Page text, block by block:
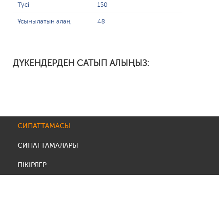
Түсі 150
Ұсынылатын алаң 48
ДҮКЕНДЕРДЕН САТЫП АЛЫҢЫЗ:
СИПАТТАМАСЫ
СИПАТТАМАЛАРЫ
ПІКІРЛЕР